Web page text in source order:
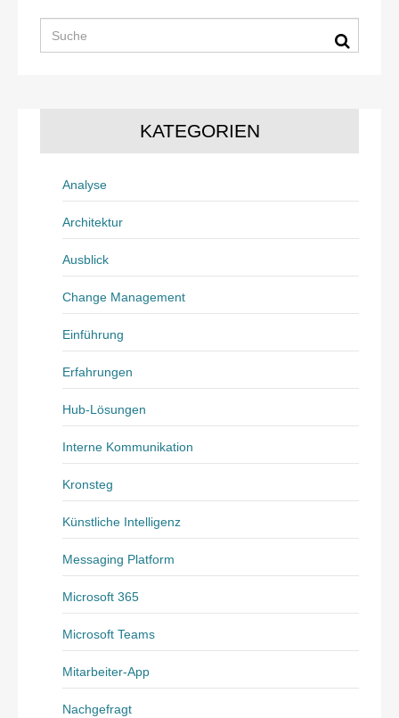
KATEGORIEN
Analyse
Architektur
Ausblick
Change Management
Einführung
Erfahrungen
Hub-Lösungen
Interne Kommunikation
Kronsteg
Künstliche Intelligenz
Messaging Platform
Microsoft 365
Microsoft Teams
Mitarbeiter-App
Nachgefragt